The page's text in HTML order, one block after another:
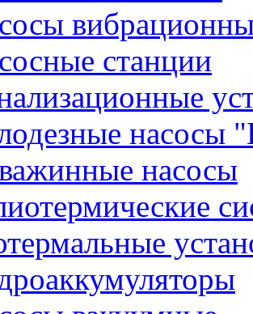
станции
насосы
насосы